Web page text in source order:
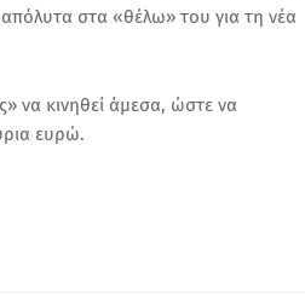
απόλυτα στα «θέλω» του για τη νέα
να κινηθεί άμεσα, ώστε να
ευρώ.